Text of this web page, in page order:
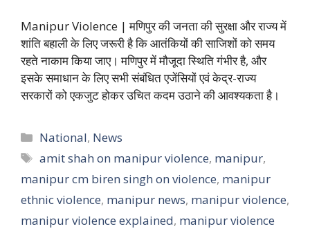
Manipur Violence | मणिपुर की जनता की सुरक्षा और राज्य में
शांति बहाली के लिए जरूरी है कि आतंकियों की साजिशों को समय
रहते नाकाम किया जाए। मणिपुर में मौजूदा स्थिति गंभीर है, और
इसके समाधान के लिए सभी संबंधित एजेंसियों एवं केद्र-राज्य
सरकारों को एकजुट होकर उचित कदम उठाने की आवश्यकता है।
Categories
National, News
Tags
amit shah on manipur violence, manipur,
manipur cm biren singh on violence, manipur
ethnic violence, manipur news, manipur violence,
manipur violence explained, manipur violence